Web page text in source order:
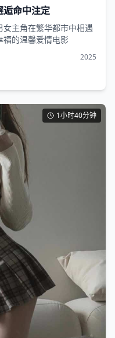
逅命中注定
主角在繁华都市中相遇
福的温馨爱情电影
2025
1小时40分钟